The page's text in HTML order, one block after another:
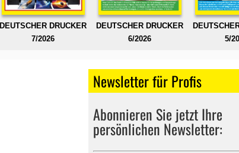
DEUTSCHER DRUCKER
7/2026
DEUTSCHER DRUCKER
6/2026
5/
Newsletter für Profis
Abonnieren Sie jetzt Ihre
persönlichen Newsletter: